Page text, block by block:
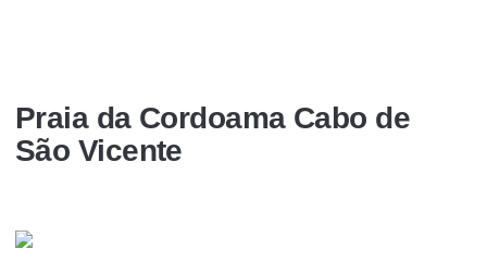
Praia da Cordoama Cabo de
São Vicente